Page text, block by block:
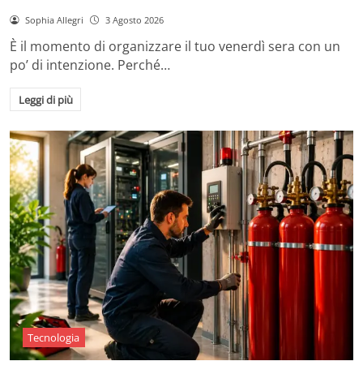
Sophia Allegri 3 Agosto 2026
È il momento di organizzare il tuo venerdì sera con un
po’ di intenzione. Perché…
Leggi di più
Tecnologia